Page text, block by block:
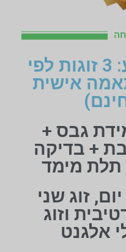
מדרסים במבצע: 3 זוגות לפי
אישית
גבס +
+ בדיקה
תלת מימד
זוג שני
וזוג
אלגנט